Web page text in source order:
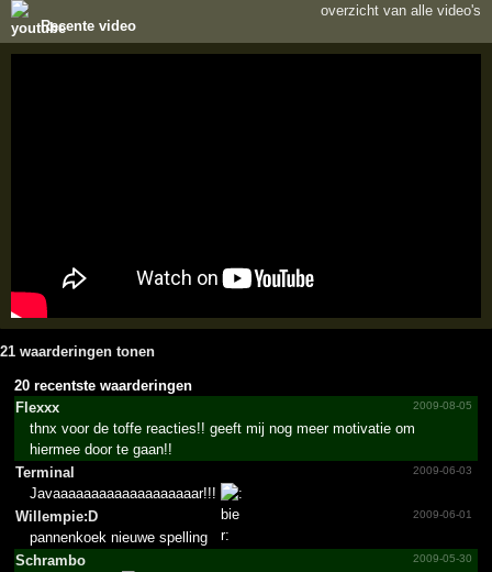
Recente video
overzicht van alle video's
21 waarderingen tonen
20 recentste waarderingen
Flexxx
2009-08-05
thnx voor de toffe reacties!! geeft mij nog meer motivatie om
hiermee door te gaan!!
Terminal
2009-06-03
Javaaaaaaaaaaaaaaaaaaar!!!
Willempie:D
2009-06-01
pannenkoek nieuwe spelling
Schrambo
2009-05-30